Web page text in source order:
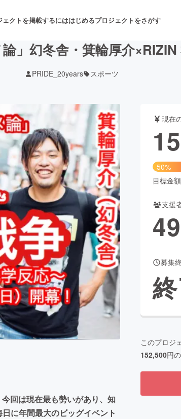
ェクトを掲載するにははじめるプロジェクトをさがす
舞台・パフォーマンス
ービス開発 フード・飲食店
出版 アニメ・漫画
ビューティー・ヘルス
for Social Good
CAMPFIRE Creation
ふるさと納税
machi-yaコミュニティ
論」幻冬舎・箕輪厚介
PRIDE_20years スポーツ
回は現在最も勢いがあり、知
に年間最大のビッグイベント
現在
50%
目標金
支援
49
募集
このプロジ
152,500円